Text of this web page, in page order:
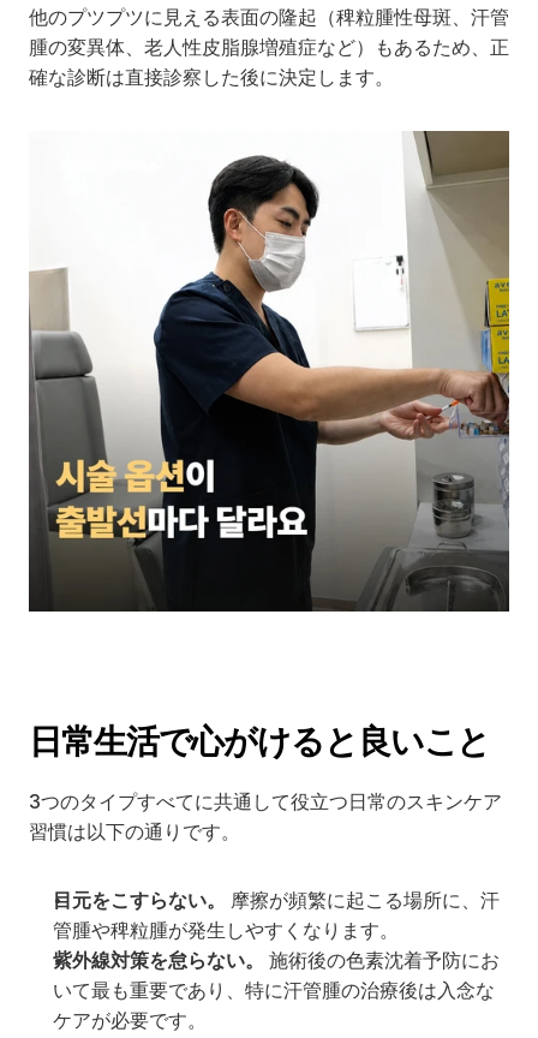
他のプツプツに見える表面の隆起（稗粒腫性母斑、汗管
腫の変異体、老人性皮脂腺増殖症など）もあるため、正
確な診断は直接診察した後に決定します。
日常生活で心がけると良いこと
3つのタイプすべてに共通して役立つ日常のスキンケア
習慣は以下の通りです。
目元をこすらない。
摩擦が頻繁に起こる場所に、汗
管腫や稗粒腫が発生しやすくなります。
紫外線対策を怠らない。
施術後の色素沈着予防にお
いて最も重要であり、特に汗管腫の治療後は入念な
ケアが必要です。